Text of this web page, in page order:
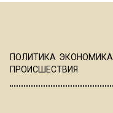
ПОЛИТИКА ЭКОНОМИКА
ПРОИСШЕСТВИЯ